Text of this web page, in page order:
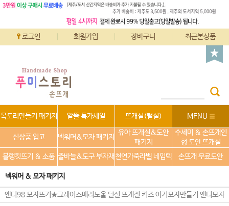
로그인 회원가입 장바구니 최근본상품
목도리만들기 패키지 알뜰 특가세일 뜨개실(털실) MENU
신상품 입고 넥워머&모자 패키지
유아 뜨개실&도안
패키지
수세미 & 손뜨개인
형 도안 뜨개실
블랭킷뜨기 & 소품 줄바늘&도구 부자재 천연가죽라벨 네임텍 손뜨개 무료도안
넥워머 & 모자 패키지
앤디98 모자뜨기★그레이스메리노울 털실 뜨개질 키즈 아기모자만들기 앤디모자